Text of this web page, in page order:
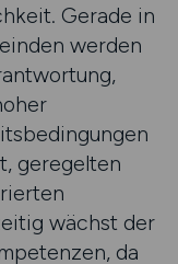
Gerade in
werden
geregelten
wächst der
da